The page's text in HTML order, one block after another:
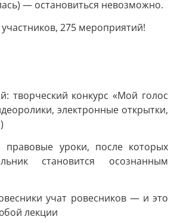
— остановиться невозможно.
275 мероприятий!
творческий конкурс «Мой голос
электронные открытки,
уроки, после которых
становится осознанным
учат ровесников — и это
лекции